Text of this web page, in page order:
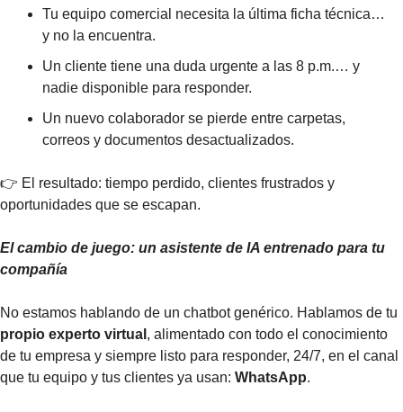
Tu equipo comercial necesita la última ficha técnica…
y no la encuentra.
Un cliente tiene una duda urgente a las 8 p.m.… y
nadie disponible para responder.
Un nuevo colaborador se pierde entre carpetas,
correos y documentos desactualizados.
👉 El resultado: tiempo perdido, clientes frustrados y
oportunidades que se escapan.
El cambio de juego: un asistente de IA entrenado para tu
compañía
propio experto virtual , alimentado con todo el conocimiento
de tu empresa y siempre listo para responder, 24/7, en el canal
que tu equipo y tus clientes ya usan: WhatsApp.